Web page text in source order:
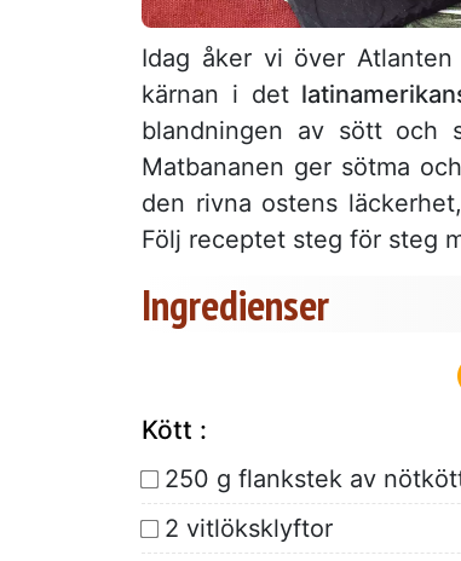
Idag åker vi över Atlanten
kärnan i det
blandningen av sött och
Matbananen ger sötma
den rivna ostens
Följ receptet steg för steg
Ingredienser
Kött :
250 g flankstek av
2 vitlöksklyftor